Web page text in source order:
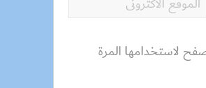
لاستخدامها المرة